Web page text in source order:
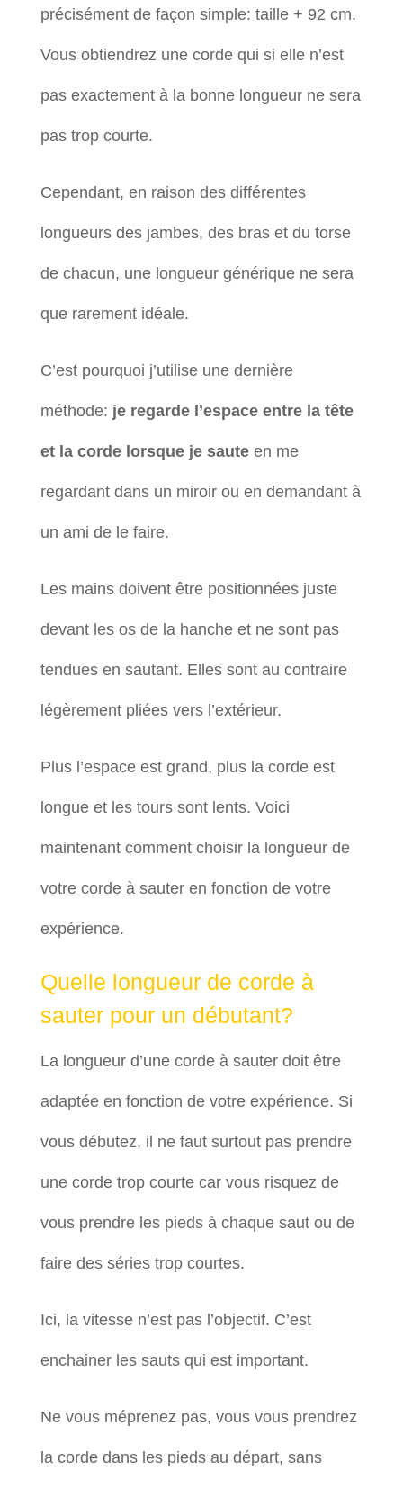
précisément de façon simple: taille + 92 cm.
Vous obtiendrez une corde qui si elle n’est
pas exactement à la bonne longueur ne sera
pas trop courte.
Cependant, en raison des différentes
longueurs des jambes, des bras et du torse
de chacun, une longueur générique ne sera
que rarement idéale.
C’est pourquoi j’utilise une dernière
méthode: je regarde l’espace entre la tête
et la corde lorsque je sauteen me
regardant dans un miroir ou en demandant à
un ami de le faire.
Les mains doivent être positionnées juste
devant les os de la hanche et ne sont pas
tendues en sautant. Elles sont au contraire
légèrement pliées vers l’extérieur.
Plus l’espace est grand, plus la corde est
longue et les tours sont lents. Voici
maintenant comment choisir la longueur de
votre corde à sauter en fonction de votre
expérience.
Quelle longueur de corde à
sauter pour un débutant?
La longueur d’une corde à sauter doit être
adaptée en fonction de votre expérience. Si
vous débutez, il ne faut surtout pas prendre
une corde trop courte car vous risquez de
vous prendre les pieds à chaque saut ou de
faire des séries trop courtes.
Ici, la vitesse n’est pas l’objectif. C’est
enchainer les sauts qui est important.
Ne vous méprenez pas, vous vous prendrez
la corde dans les pieds au départ, sans